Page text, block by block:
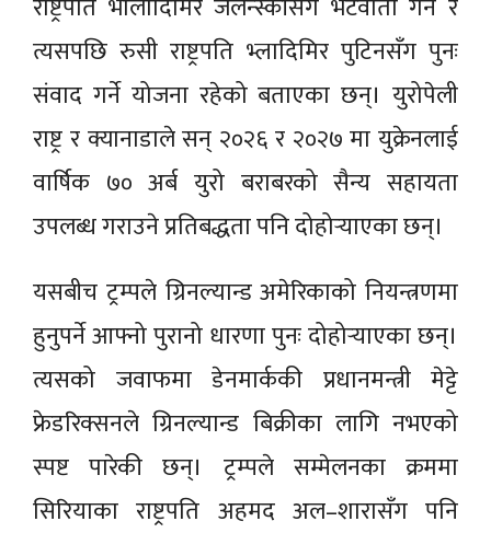
त्यसपछि रुसी राष्ट्रपति भ्लादिमिर पुटिनसँग पुनः
संवाद गर्ने योजना रहेको बताएका छन्। युरोपेली
राष्ट्र र क्यानाडाले सन् २०२६ र २०२७ मा युक्रेनलाई
वार्षिक ७० अर्ब युरो बराबरको सैन्य सहायता
उपलब्ध गराउने प्रतिबद्धता पनि दोहोर्‍याएका छन्।
यसबीच ट्रम्पले ग्रिनल्यान्ड अमेरिकाको नियन्त्रणमा
हुनुपर्ने आफ्नो पुरानो धारणा पुनः दोहोर्‍याएका छन्।
त्यसको जवाफमा डेनमार्ककी प्रधानमन्त्री मेट्टे
फ्रेडरिक्सनले ग्रिनल्यान्ड बिक्रीका लागि नभएको
स्पष्ट पारेकी छन्। ट्रम्पले सम्मेलनका क्रममा
सिरियाका राष्ट्रपति अहमद अल–शारासँग पनि